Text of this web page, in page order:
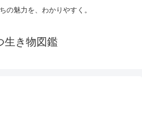
の魅力を、わかりやすく。
生き物図鑑